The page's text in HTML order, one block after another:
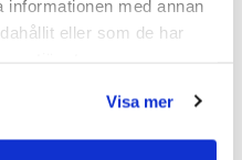
med annan
eller som de har
Visa mer